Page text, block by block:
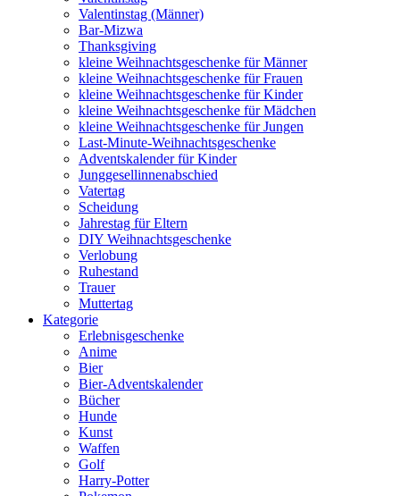
Valentinstag (Männer)
Bar-Mizwa
Thanksgiving
kleine Weihnachtsgeschenke für Männer
kleine Weihnachtsgeschenke für Frauen
kleine Weihnachtsgeschenke für Kinder
kleine Weihnachtsgeschenke für Mädchen
kleine Weihnachtsgeschenke für Jungen
Last-Minute-Weihnachtsgeschenke
Adventskalender für Kinder
Junggesellinnenabschied
Vatertag
Scheidung
Jahrestag für Eltern
DIY Weihnachtsgeschenke
Verlobung
Ruhestand
Trauer
Muttertag
Kategorie
Erlebnisgeschenke
Anime
Bier
Bier-Adventskalender
Bücher
Hunde
Kunst
Waffen
Golf
Harry-Potter